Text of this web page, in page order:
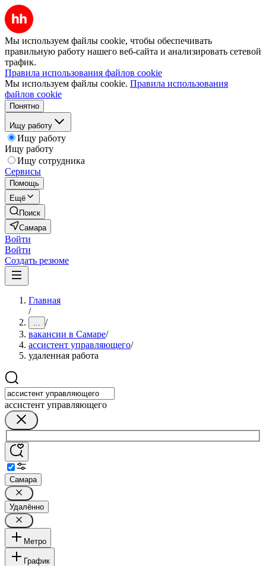
Мы используем файлы cookie, чтобы обеспечивать
правильную работу нашего веб-сайта и анализировать сетевой
трафик.
Правила использования файлов cookie
Мы используем файлы cookie. Правила использования
файлов cookie
Понятно
Ищу работу
Ищу работу
Ищу работу
Ищу сотрудника
Сервисы
Помощь
Ещё
Поиск
Самара
Войти
Войти
Создать резюме
Главная
/
... /
вакансии в Самаре/
ассистент управляющего/
удаленная работа
ассистент управляющего
Самара
Удалённо
Метро
График